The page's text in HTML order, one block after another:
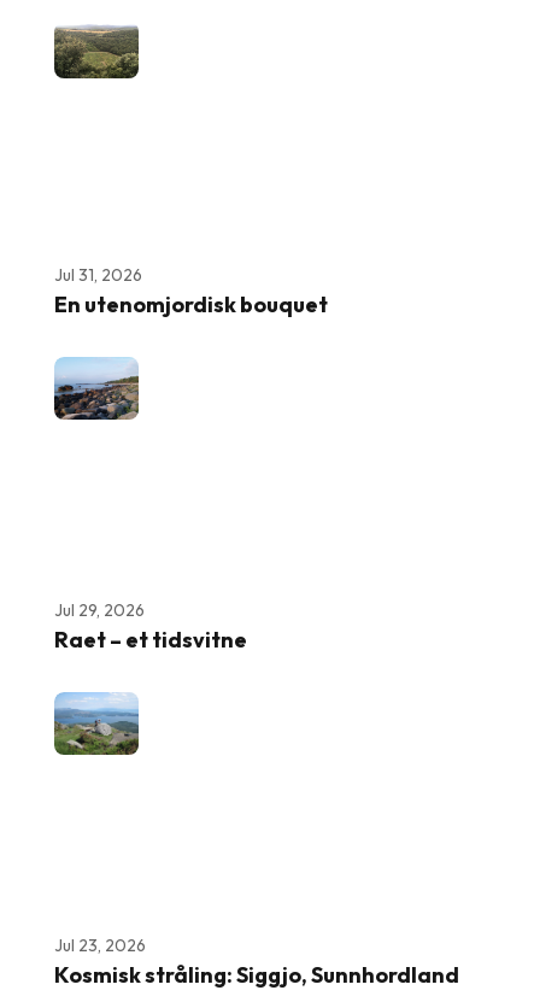
Jul 31, 2026
En utenomjordisk bouquet
Jul 29, 2026
Raet – et tidsvitne
Jul 23, 2026
Kosmisk stråling: Siggjo, Sunnhordland